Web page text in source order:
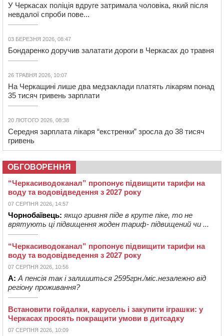
У Черкасах поліція вдруге затримала чоловіка, який після
невдалої спроби пове...
03 БЕРЕЗНЯ 2026, 08:47
Бондаренко доручив залатати дороги в Черкасах до травня
26 ТРАВНЯ 2026, 10:07
На Черкащині лише два медзаклади платять лікарям понад
35 тисяч гривень зарплати
20 ЛЮТОГО 2026, 08:38
Середня зарплата лікаря “екстренки” зросла до 38 тисяч
гривень
ОБГОВОРЕННЯ
“Черкасиводоканал” пропонує підвищити тарифи на
воду та водовідведення з 2027 року
07 СЕРПНЯ 2026, 14:57
Чорнобаївець: якщо гривня піде в круте піке, то не
врятують ці підвищення жоден тариф- підвищений чи ...
“Черкасиводоканал” пропонує підвищити тарифи на
воду та водовідведення з 2027 року
07 СЕРПНЯ 2026, 10:56
А: А пенсія так і залишиться 2595грн./міс.незалежно від
регіону проживання?
Встановити гойдалки, карусель і закупити іграшки: у
Черкасах просять покращити умови в дитсадку
07 СЕРПНЯ 2026, 10:09